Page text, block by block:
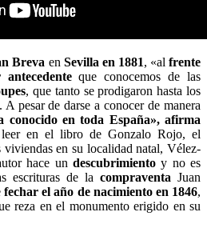
Breva en Sevilla en 1881, «alfrente
que conocemos de las
, que tanto se prodigaron hasta los
pesar de darse a conocer de manera
conocido en toda España», afirma
en el libro de Gonzalo Rojo, el
viviendas en su localidad natal, Vélez-
hace un descubrimientoy no es
escrituras de la compraventa Juan
fechar el año de nacimiento en 1846,
reza en el monumento erigido en su